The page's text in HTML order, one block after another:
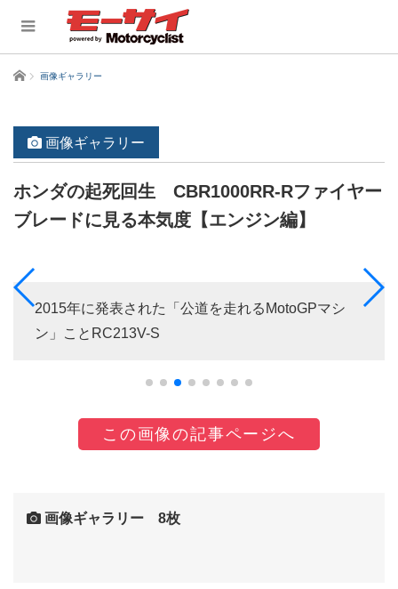
ホーム 画像ギャラリー
画像ギャラリー
ホンダの起死回生 CBR1000RR-Rファイヤー
ブレードに見る本気度【エンジン編】
2015年に発表された「公道を走れるMotoGPマシ
ン」ことRC213V-S
この画像の記事ページへ
画像ギャラリー 8枚